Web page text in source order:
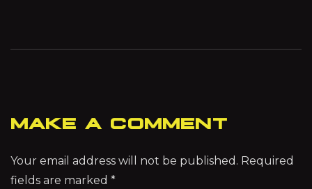
MAKE A COMMENT
Your email address will not be published. Required
fields are marked *